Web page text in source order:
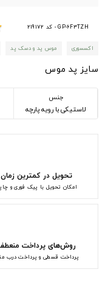
GP-6F3TZH - کد 219172
اکسسوری موس پد و دسک پد
سایز پد موس
جنس
لاستیکی با رویه پارچه
تحویل در کمترین زمان
امکان تحویل با پیک فوری و
روش‌های پرداخت
پرداخت قسطی و پرداخت درب